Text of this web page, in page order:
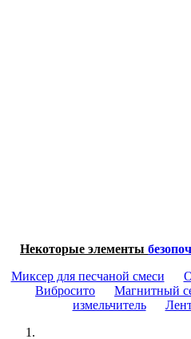
Некоторые элементы
Миксер для песчаной смеси
Вибросито
Магнитный
измельчитель